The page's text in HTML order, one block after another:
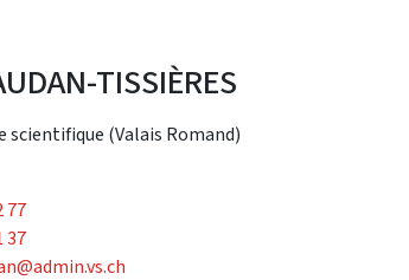
TISSIÈRES
scientifique (Valais Romand)
77
37